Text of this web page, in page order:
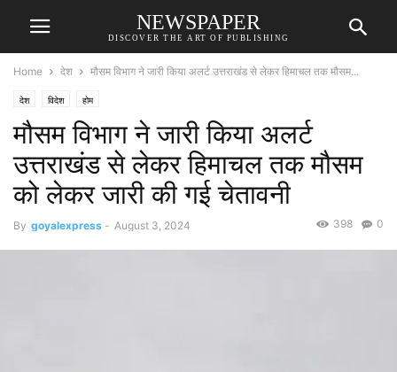
NEWSPAPER
DISCOVER THE ART OF PUBLISHING
Home देश मौसम विभाग ने जारी किया अलर्ट उत्तराखंड से लेकर हिमाचल तक मौसम...
देश विदेश होम
मौसम विभाग ने जारी किया अलर्ट
उत्तराखंड से लेकर हिमाचल तक मौसम
को लेकर जारी की गई चेतावनी
By goyalexpress - August 3, 2024 0
398